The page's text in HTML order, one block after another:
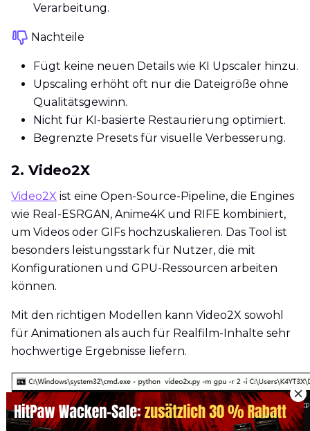
Verarbeitung.
Nachteile
Fügt keine neuen Details wie KI Upscaler hinzu.
Upscaling erhöht oft nur die Dateigröße ohne
Qualitätsgewinn.
Nicht für KI-basierte Restaurierung optimiert.
Begrenzte Presets für visuelle Verbesserung.
2. Video2X
Video2X ist eine Open-Source-Pipeline, die Engines
wie Real-ESRGAN, Anime4K und RIFE kombiniert,
um Videos oder GIFs hochzuskalieren. Das Tool ist
besonders leistungsstark für Nutzer, die mit
Konfigurationen und GPU-Ressourcen arbeiten
können.
Mit den richtigen Modellen kann Video2X sowohl
für Animationen als auch für Realfilm-Inhalte sehr
hochwertige Ergebnisse liefern.